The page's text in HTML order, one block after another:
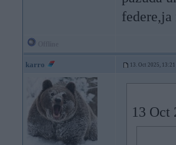
karro 13. Oct 2025, 13:21
13 Oct